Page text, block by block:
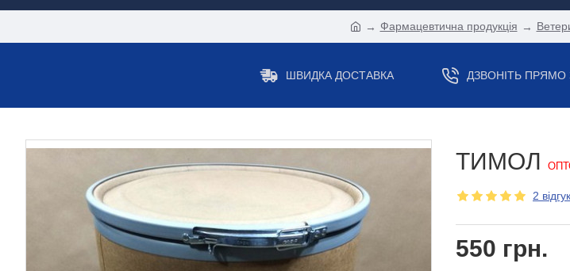
Фармацевтична продукція
ШВИДКА ДОСТАВКА ДЗВОНІТЬ ПРЯМО
ТИМОЛ
2
550 грн.